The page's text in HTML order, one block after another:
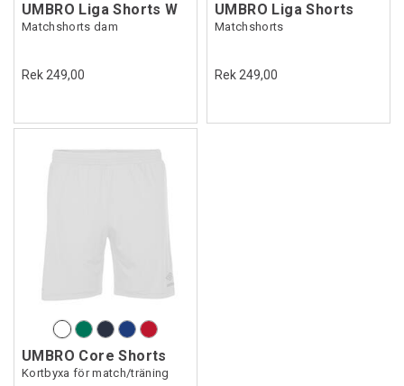
UMBRO Liga Shorts W
Matchshorts dam
Rek 249,00
UMBRO Liga Shorts
Matchshorts
Rek 249,00
UMBRO Core Shorts
Kortbyxa för match/träning